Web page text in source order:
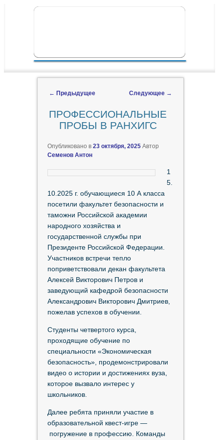
ГЛАВНОЕ МЕНЮ
← Предыдущее Следующее →
ПРОФЕССИОНАЛЬНЫЕ
ПРОБЫ В РАНХИГС
Опубликовано в 23 октября, 2025 Автор
Семенов Антон
1
5.
10.2025 г. обучающиеся 10 А класса
посетили факультет безопасности и
таможни Российской академии
народного хозяйства и
государственной службы при
Президенте Российской Федерации.
Участников встречи тепло
поприветствовали декан факультета
Алексей Викторович Петров и
заведующий кафедрой безопасности
Александрович Викторович Дмитриев,
пожелав успехов в обучении.
Студенты четвертого курса,
проходящие обучение по
специальности «Экономическая
безопасность», продемонстрировали
видео о истории и достижениях вуза,
которое вызвало интерес у
школьников.
Далее ребята приняли участие в
образовательной квест-игре —
погружение в профессию. Команды